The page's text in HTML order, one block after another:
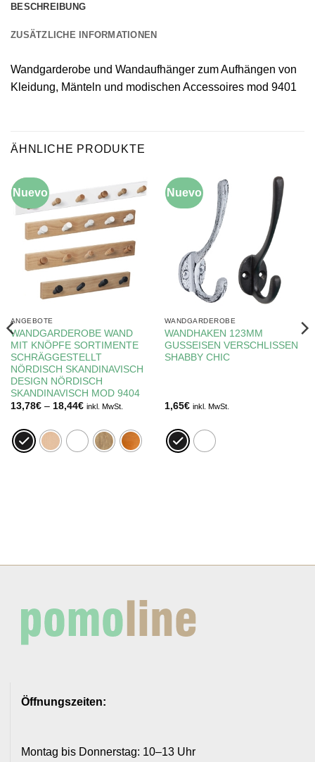
BESCHREIBUNG
ZUSÄTZLICHE INFORMATIONEN
Wandgarderobe und Wandaufhänger zum Aufhängen von
Kleidung, Mänteln und modischen Accessoires mod 9401
ÄHNLICHE PRODUKTE
-5%
Nuevo
ANGEBOTE
WANDGARDEROBE WAND
MIT KNÖPFE SORTIMENTE
SCHRÄGGESTELLT
NÖRDISCH SKANDINAVISCH
DESIGN NÖRDISCH
SKANDINAVISCH MOD 9404
13,78€ – 18,44€Preisspanne:
18,44€
inkl. MwSt.
Nuevo
WANDGARDEROBE
WANDHAKEN 123MM
GUSSEISEN VERSCHLISSEN
SHABBY CHIC
1,65€ inkl. MwSt.
Öffnungszeiten:
Montag bis Donnerstag: 10–13 Uhr